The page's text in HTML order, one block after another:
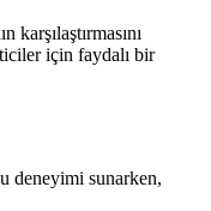
için faydalı bir
deneyimi sunarken,